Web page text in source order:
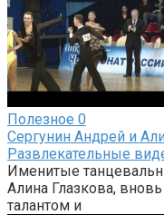
Полезное 0
Сергунин Андрей и
Развлекательные
Именитые
Алина Глазкова,
талантом и